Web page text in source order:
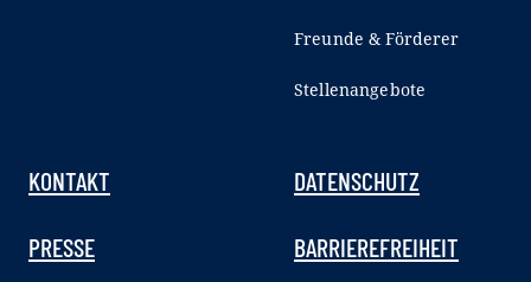
Freunde & Förderer
Stellenangebote
KONTAKT
PRESSE
DATENSCHUTZ
BARRIEREFREIHEIT